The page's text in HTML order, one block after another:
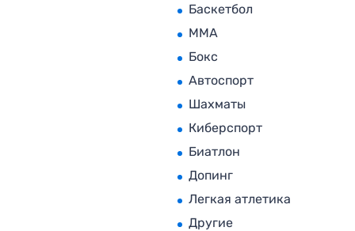
Баскетбол
MMA
Бокс
Автоспорт
Шахматы
Киберспорт
Биатлон
Допинг
Легкая атлетика
Другие